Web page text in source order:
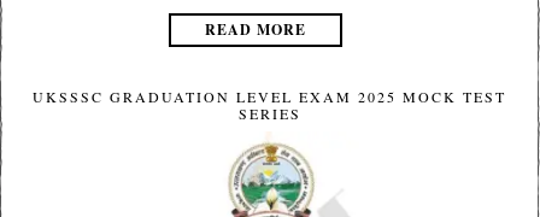
READ MORE
UKSSSC GRADUATION LEVEL EXAM 2025 MOCK TEST
SERIES